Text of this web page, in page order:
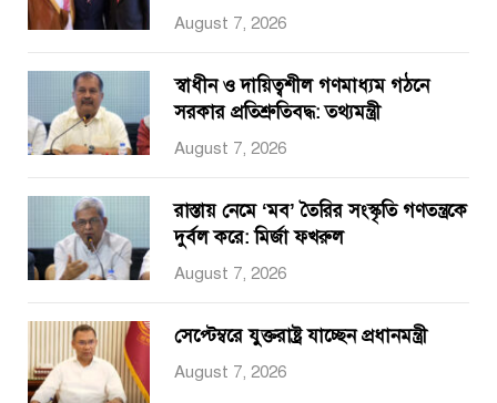
August 7, 2026
স্বাধীন ও দায়িত্বশীল গণমাধ্যম গঠনে
সরকার প্রতিশ্রুতিবদ্ধ: তথ্যমন্ত্রী
August 7, 2026
রাস্তায় নেমে ‘মব’ তৈরির সংস্কৃতি গণতন্ত্রকে
দুর্বল করে: মির্জা ফখরুল
August 7, 2026
সেপ্টেম্বরে যুক্তরাষ্ট্র যাচ্ছেন প্রধানমন্ত্রী
August 7, 2026